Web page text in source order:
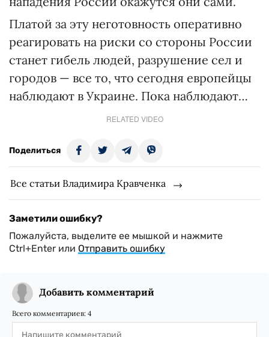
Платой за эту неготовность оперативно
реагировать на риски со стороны России
станет гибель людей, разрушение сел и
городов — все то, что сегодня европейцы
наблюдают в Украине. Пока наблюдают…
RELATED VIDEO
Поделиться
Все статьи Владимира Кравченка
Заметили ошибку?
Пожалуйста, выделите ее мышкой и нажмите
Ctrl+Enter или Отправить ошибку
Добавить комментарий
Всего комментариев: 4